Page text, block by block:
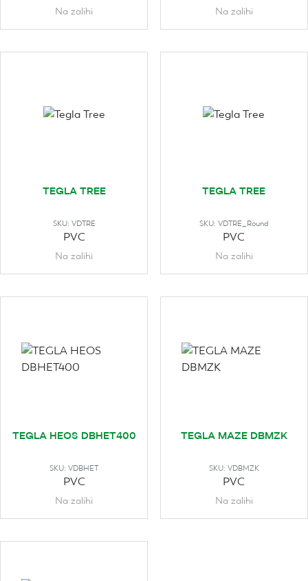
Na zalihi Na zalihi
TEGLA TREE
SKU: VDTRE
PVC
Na zalihi
TEGLA TREE
SKU:VDTRE_Round
PVC
Na zalihi
TEGLA HEOS DBHET400
SKU:VDBHET
PVC
Na zalihi
TEGLA MAZE DBMZK
SKU: VDBMZK
PVC
Na zalihi